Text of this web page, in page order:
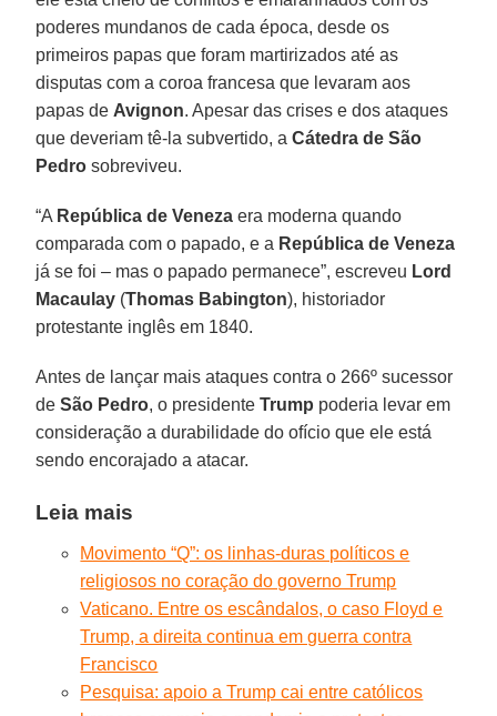
poderes mundanos de cada época, desde os
primeiros papas que foram martirizados até as
disputas com a coroa francesa que levaram aos
papas de Avignon. Apesar das crises e dos ataques
que deveriam tê-la subvertido, aCátedra de São
Pedro sobreviveu.
“A República de Veneza era moderna quando
comparada com o papado, e a República de Veneza
já se foi – mas o papado permanece”, escreveu Lord
Macaulay (Thomas Babington), historiador
protestante inglês em 1840.
Antes de lançar mais ataques contra o 266º sucessor
deSão Pedro, o presidenteTrump poderia levar em
consideração a durabilidade do ofício que ele está
sendo encorajado a atacar.
Leia mais
Movimento “Q”: os linhas-duras políticos e
religiosos no coração do governo Trump
Vaticano. Entre os escândalos, o caso Floyd e
Trump, a direita continua em guerra contra
Francisco
Pesquisa: apoio a Trump cai entre católicos